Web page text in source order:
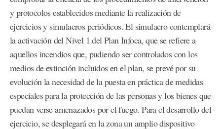
y protocolos establecidos mediante la realización de
ejercicios y simulacros periódicos. El simulacro contemplará
la activación del Nivel 1 del Plan Infoca, que se refiere a
aquellos incendios que, pudiendo ser controlados con los
medios de extinción incluidos en el plan, se prevé por su
evolución la necesidad de la puesta en práctica de medidas
especiales para la protección de las personas y los bienes que
puedan verse amenazados por el fuego. Para el desarrollo del
ejercicio, se desplegará en la zona un amplio dispositivo